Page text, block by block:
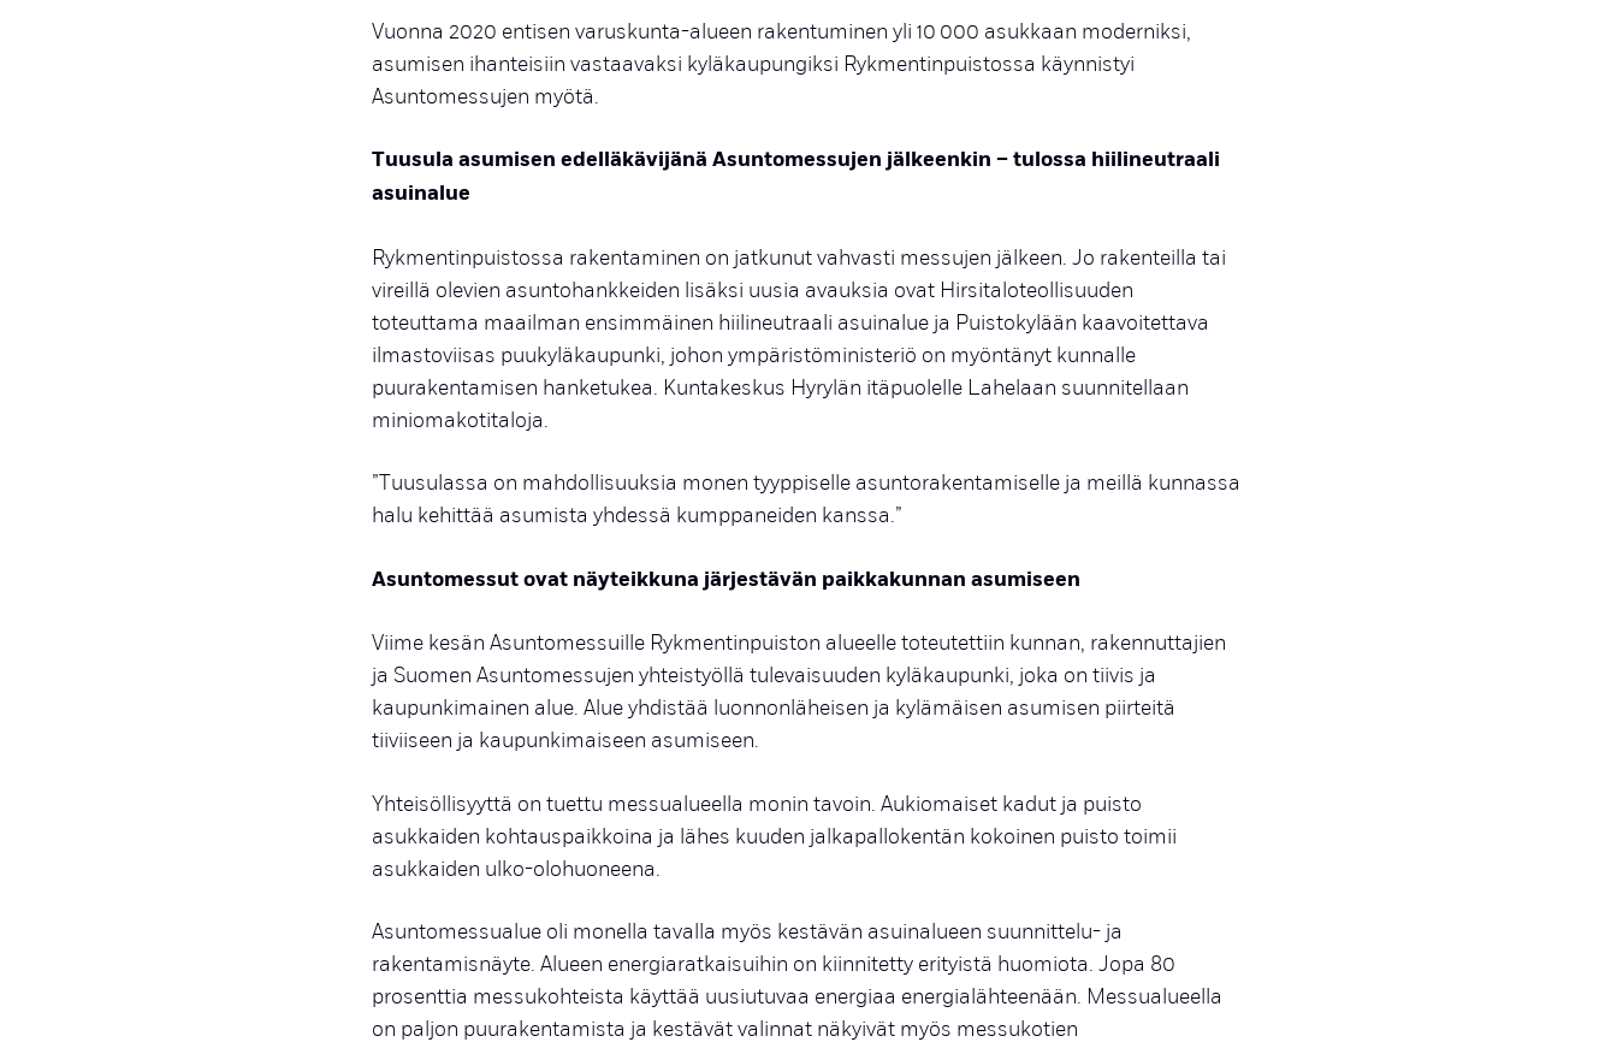
Vuonna 2020 entisen varuskunta-alueen rakentuminen yli 10 000 asukkaan moderniksi,
asumisen ihanteisiin vastaavaksi kyläkaupungiksi Rykmentinpuistossa käynnistyi
Asuntomessujen myötä.
Tuusula asumisen edelläkävijänä Asuntomessujen jälkeenkin – tulossa hiilineutraali
asuinalue
Rykmentinpuistossa rakentaminen on jatkunut vahvasti messujen jälkeen. Jo rakenteilla tai
vireillä olevien asuntohankkeiden lisäksi uusia avauksia ovat Hirsitaloteollisuuden
toteuttama maailman ensimmäinen hiilineutraali asuinalue ja Puistokylään kaavoitettava
ilmastoviisas puukyläkaupunki, johon ympäristöministeriö on myöntänyt kunnalle
puurakentamisen hanketukea. Kuntakeskus Hyrylän itäpuolelle Lahelaan suunnitellaan
miniomakotitaloja.
”Tuusulassa on mahdollisuuksia monen tyyppiselle asuntorakentamiselle ja meillä kunnassa
halu kehittää asumista yhdessä kumppaneiden kanssa.”
Asuntomessut ovat näyteikkuna järjestävän paikkakunnan asumiseen
Viime kesän Asuntomessuille Rykmentinpuiston alueelle toteutettiin kunnan, rakennuttajien
ja Suomen Asuntomessujen yhteistyöllä tulevaisuuden kyläkaupunki, joka on tiivis ja
kaupunkimainen alue. Alue yhdistää luonnonläheisen ja kylämäisen asumisen piirteitä
tiiviiseen ja kaupunkimaiseen asumiseen.
Yhteisöllisyyttä on tuettu messualueella monin tavoin. Aukiomaiset kadut ja puisto
asukkaiden kohtauspaikkoina ja lähes kuuden jalkapallokentän kokoinen puisto toimii
asukkaiden ulko-olohuoneena.
Asuntomessualue oli monella tavalla myös kestävän asuinalueen suunnittelu- ja
rakentamisnäyte. Alueen energiaratkaisuihin on kiinnitetty erityistä huomiota. Jopa 80
prosenttia messukohteista käyttää uusiutuvaa energiaa energialähteenään. Messualueella
on paljon puurakentamista ja kestävät valinnat näkyivät myös messukotien